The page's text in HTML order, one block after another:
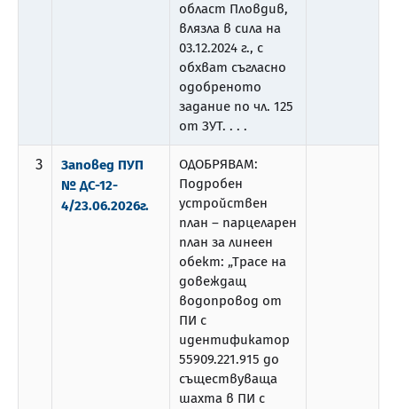
област Пловдив,
влязла в сила на
03.12.2024 г., с
обхват съгласно
одобреното
задание по чл. 125
от ЗУТ. . . .
3
Заповед ПУП
№ ДС-12-
4/23.06.2026г.
ОДОБРЯВАМ:
Подробен
устройствен
план – парцеларен
план за линеен
обект: „Трасе на
довеждащ
водопровод от
ПИ с
идентификатор
55909.221.915 до
съществуваща
шахта в ПИ с